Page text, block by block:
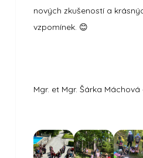
nových zkušeností a
vzpomínek. 😊
Mgr. et Mgr. Šárka Máchová